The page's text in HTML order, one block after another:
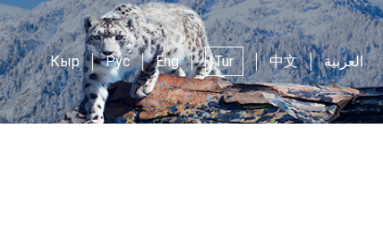
Кыр Рус Eng Tur 中文 العربية